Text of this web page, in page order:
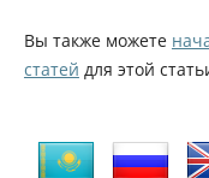
Вы также можете
статей для этой